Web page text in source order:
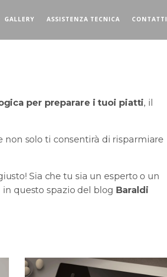
GALLERY ASSISTENZA TECNICA CONTATTI
per preparare i tuoi piatti, il
non solo ti consentirà di risparmiare
Sia che tu sia un esperto o un
questo spazio del blog Baraldi